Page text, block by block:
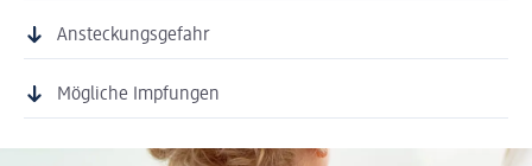
Ansteckungsgefahr
Mögliche Impfungen